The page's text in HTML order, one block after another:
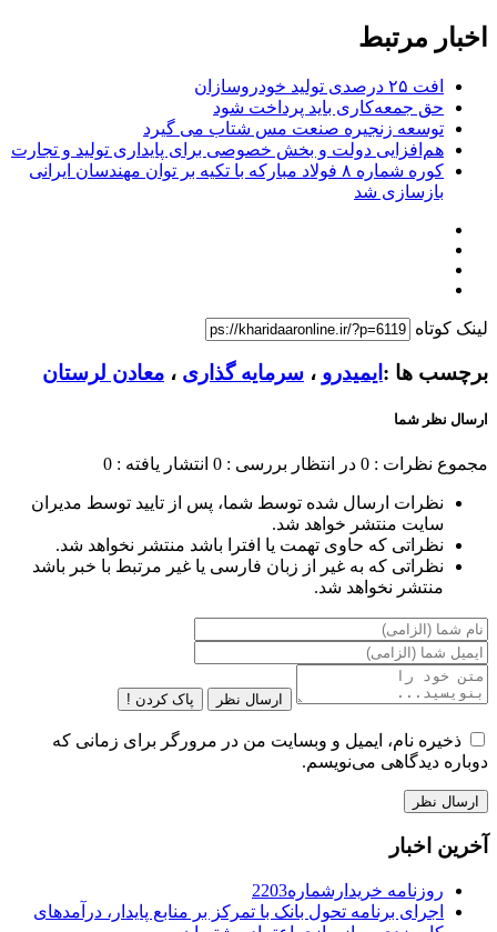
اخبار مرتبط
افت ۲۵ درصدی تولید خودروسازان
حق جمعه‌کاری باید پرداخت شود
توسعه زنجیره صنعت مس شتاب می گیرد
هم‌افزایی دولت و بخش خصوصی برای پایداری تولید و تجارت
کوره شماره ۸ فولاد مبارکه با تکیه بر توان مهندسان ایرانی
بازسازی شد
لینک کوتاه
برچسب ها : ایمیدرو ، سرمایه گذاری ، معادن لرستان
ارسال نظر شما
مجموع نظرات : 0 در انتظار بررسی : 0 انتشار یافته : 0
نظرات ارسال شده توسط شما، پس از تایید توسط مدیران
سایت منتشر خواهد شد.
نظراتی که حاوی تهمت یا افترا باشد منتشر نخواهد شد.
نظراتی که به غیر از زبان فارسی یا غیر مرتبط با خبر باشد
منتشر نخواهد شد.
ارسال نظر پاک کردن !
ذخیره نام، ایمیل و وبسایت من در مرورگر برای زمانی که
دوباره دیدگاهی می‌نویسم.
آخرین اخبار
روزنامه خریدارشماره2203
اجرای برنامه تحول بانک با تمرکز بر منابع پایدار، درآمدهای